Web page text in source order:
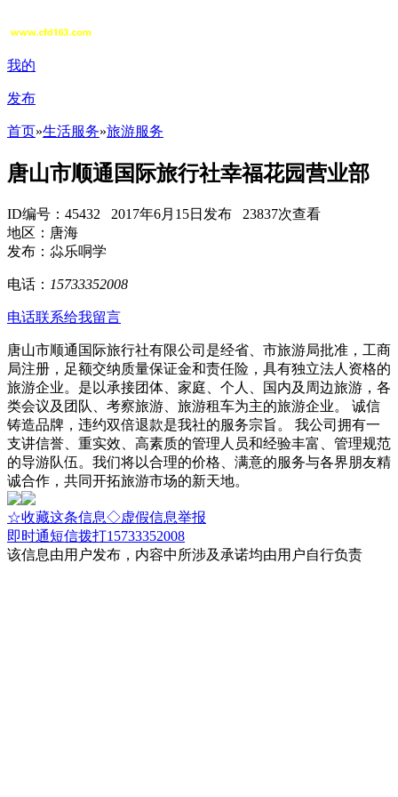
我的
发布
首页»生活服务»旅游服务
唐山市顺通国际旅行社幸福花园营业部
ID编号：45432 2017年6月15日发布 23837次查看
地区：唐海
发布：尛乐哃学
电话： 15733352008
电话联系给我留言
唐山市顺通国际旅行社有限公司是经省、市旅游局批准，工商
局注册，足额交纳质量保证金和责任险，具有独立法人资格的
旅游企业。是以承接团体、家庭、个人、国内及周边旅游，各
类会议及团队、考察旅游、旅游租车为主的旅游企业。 诚信
铸造品牌，违约双倍退款是我社的服务宗旨。 我公司拥有一
支讲信誉、重实效、高素质的管理人员和经验丰富、管理规范
的导游队伍。我们将以合理的价格、满意的服务与各界朋友精
诚合作，共同开拓旅游市场的新天地。
☆收藏这条信息◇虚假信息举报
即时通短信拨打15733352008
该信息由用户发布，内容中所涉及承诺均由用户自行负责